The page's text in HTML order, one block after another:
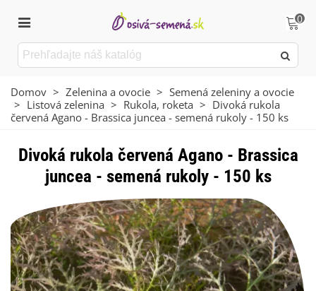
0
Domov > Zelenina a ovocie > Semená zeleniny a ovocie
> Listová zelenina > Rukola, roketa > Divoká rukola
červená Agano - Brassica juncea - semená rukoly - 150 ks
Divoká rukola červená Agano - Brassica
juncea - semená rukoly - 150 ks